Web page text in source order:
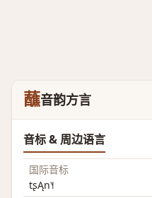
蘸音韵方言
音标 & 周边语言
国际音标
tʂĄn˥˧